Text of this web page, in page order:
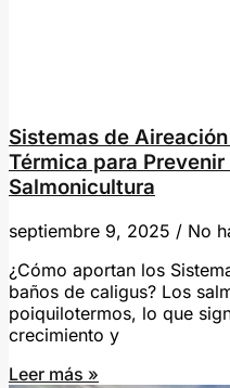
Sistemas de
Térmica para
Salmonicultura
septiembre 9, 2025
No
¿Cómo aportan los
baños de caligus? Los
poiquilotermos, lo que
crecimiento y
Leer más »